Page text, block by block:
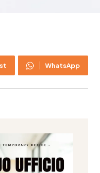
WhatsApp